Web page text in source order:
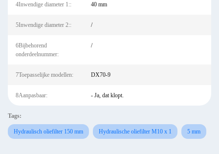
4Inwendige diameter 1:: 40 mm
5Inwendige diameter 2:: /
6Bijbehorend
onderdeelnummer:
/
7Toepasselijke modellen: DX70-9
8Aanpasbaar: - Ja, dat klopt.
Tags:
Hydraulisch oliefilter 150 mm Hydraulische oliefilter M10 x 1 5 mm